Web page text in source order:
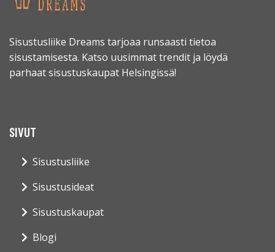
Sisustusliike Dreams tarjoaa runsaasti tietoa
sisustamisesta. Katso uusimmat trendit ja löydä
parhaat sisustuskaupat Helsingissä!
SIVUT
Sisustusliike
Sisustusideat
Sisustuskaupat
Blogi